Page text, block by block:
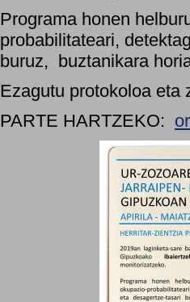
Programa honen
probabilitateari,
buruz, buztanikara
Ezagutu protokoloa eta
PARTE HARTZEKO: